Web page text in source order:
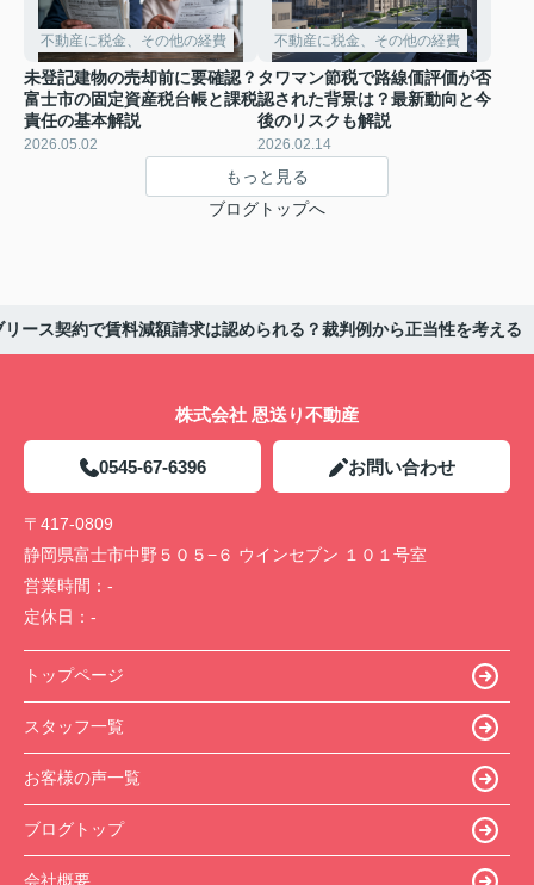
不動産に税金、その他の経費
未登記建物の売却前に要確認？
富士市の固定資産税台帳と課税
責任の基本解説
2026.05.02
不動産に税金、その他の経費
タワマン節税で路線価評価が否
認された背景は？最新動向と今
後のリスクも解説
2026.02.14
もっと見る
ブログトップへ
リース契約で賃料減額請求は認められる？裁判例から正当性を考える
株式会社 恩送り不動産
0545-67-6396 お問い合わせ
〒417-0809
静岡県富士市中野５０５−６ ウインセブン １０１号室
営業時間： -
定休日： -
トップページ
スタッフ一覧
お客様の声一覧
ブログトップ
会社概要